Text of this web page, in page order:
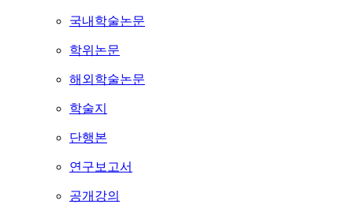
국내학술논문
학위논문
해외학술논문
학술지
단행본
연구보고서
공개강의